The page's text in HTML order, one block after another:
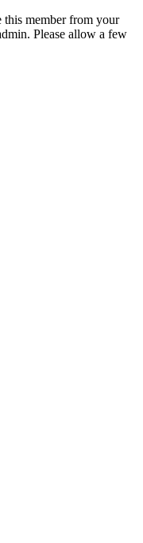
member from your
Please allow a few